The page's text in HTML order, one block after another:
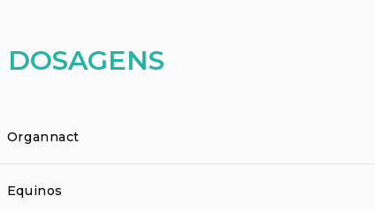
Organnact
Equinos